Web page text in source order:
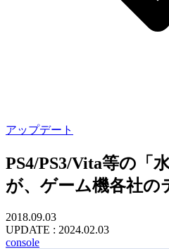
アップデート
PS4/PS3/Vita等の「
が、ゲーム機各社の
2018.09.03
UPDATE : 2024.02.03
console